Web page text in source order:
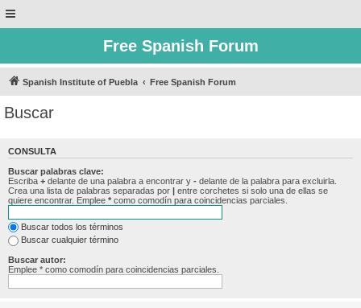
Free Spanish Forum
Spanish Institute of Puebla Free Spanish Forum
Buscar
CONSULTA
Buscar palabras clave:
Escriba + delante de una palabra a encontrar y - delante de la palabra para excluirla.
Crea una lista de palabras separadas por | entre corchetes si solo una de ellas se
quiere encontrar. Emplee * como comodín para coincidencias parciales.
Buscar todos los términos
Buscar cualquier término
Buscar autor:
Emplee * como comodín para coincidencias parciales.